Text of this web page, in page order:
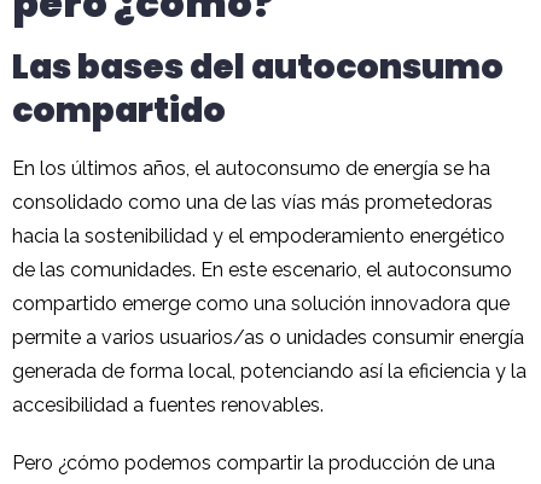
Las bases del autoconsumo
compartido
En los últimos años, el autoconsumo de energía se ha
consolidado como una de las vías más prometedoras
hacia la sostenibilidad y el empoderamiento energético
de las comunidades. En este escenario, el autoconsumo
compartido emerge como una solución innovadora que
permite a varios usuarios/as o unidades consumir energía
generada de forma local, potenciando así la eficiencia y la
accesibilidad a fuentes renovables.
Pero ¿cómo podemos compartir la producción de una